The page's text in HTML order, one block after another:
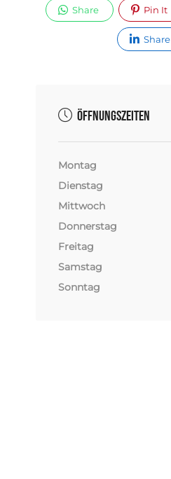
Share Pin It
Share
Öffnungszeiten
Montag
Dienstag
Mittwoch
Donnerstag
Freitag
Samstag
Sonntag